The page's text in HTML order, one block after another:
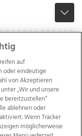
auf
oder eindeutige
von Akzeptieren
„Wir und unsere
bereitzustellen“
ablehnen oder
Wenn Tracker
möglicherweise